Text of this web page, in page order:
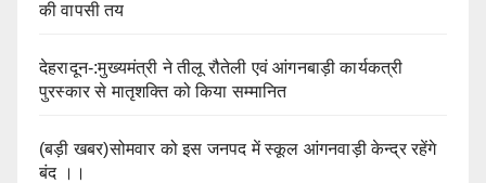
की वापसी तय
देहरादून-:मुख्यमंत्री ने तीलू रौतेली एवं आंगनबाड़ी कार्यकत्री
पुरस्कार से मातृशक्ति को किया सम्मानित
(बड़ी खबर)सोमवार को इस जनपद में स्कूल आंगनवाड़ी केन्द्र रहेंगे
बंद ।।